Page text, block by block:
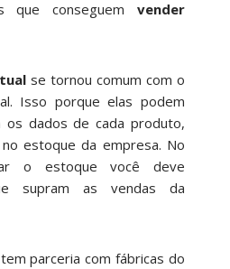
que conseguem vender
se tornou comum com o
Isso porque elas podem
dados de cada produto,
estoque da empresa. No
o estoque você deve
supram as vendas da
parceria com fábricas do